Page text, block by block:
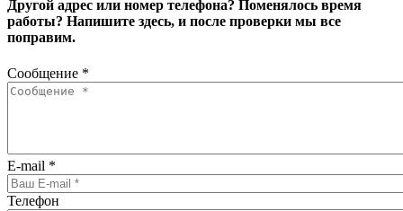
Другой адрес или номер телефона? Поменялось время
работы? Напишите здесь, и после проверки мы все
поправим.
Сообщение *
E-mail *
Телефон